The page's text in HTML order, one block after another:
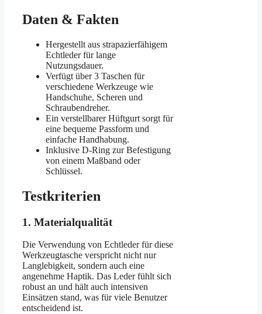
Daten & Fakten
Hergestellt aus strapazierfähigem
Echtleder für lange
Nutzungsdauer.
Verfügt über 3 Taschen für
verschiedene Werkzeuge wie
Handschuhe, Scheren und
Schraubendreher.
Ein verstellbarer Hüftgurt sorgt für
eine bequeme Passform und
einfache Handhabung.
Inklusive D-Ring zur Befestigung
von einem Maßband oder
Schlüssel.
Testkriterien
1. Materialqualität
Die Verwendung von Echtleder für diese
Werkzeugtasche verspricht nicht nur
Langlebigkeit, sondern auch eine
angenehme Haptik. Das Leder fühlt sich
robust an und hält auch intensiven
Einsätzen stand, was für viele Benutzer
entscheidend ist.